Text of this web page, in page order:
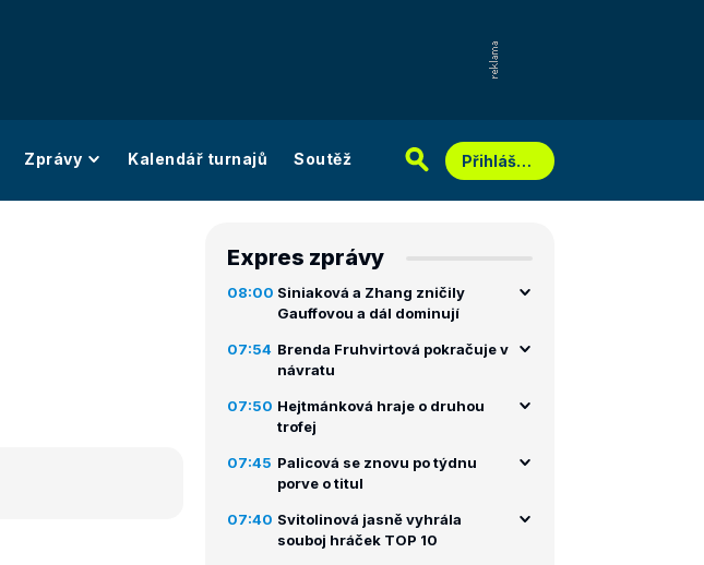
Zprávy Kalendář turnajů Soutěž Přihlášení
Expres zprávy
08:00 Siniaková a Zhang zničily
Gauffovou a dál dominují
07:54 Brenda Fruhvirtová pokračuje v
návratu
07:50 Hejtmánková hraje o druhou
trofej
07:45 Palicová se znovu po týdnu
porve o titul
07:40 Svitolinová jasně vyhrála
souboj hráček TOP 10